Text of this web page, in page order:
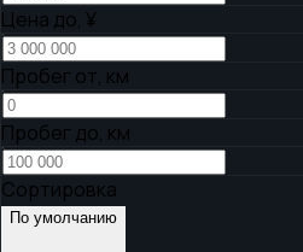
Цена до, ¥
Пробег от, км
Пробег до, км
Сортировка
По умолчанию